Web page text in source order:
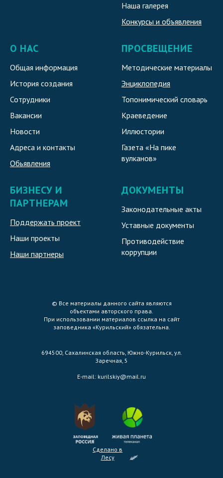
Наша галерея
Конкурсы и объявления
О НАС
Общая информация
История создания
Сотрудники
Вакансии
Новости
Адреса и контакты
Обьявления
ПРОСВЕЩЕНИЕ
Методические материалы
Энциклопедия
Топонимический словарь
Краеведение
Иллюстории
Газета «На пике
вулканов»
БИЗНЕСУ И
ПАРТНЕРАМ
Поддержать проект
Наши проекты
Наши партнеры
ДОКУМЕНТЫ
Законодательные акты
Уставные документы
Противодействие
коррупции
Сделано в
Лесу
© Все материалы данного сайта являются
объектами авторского права.
При использовании материалов ссылка на сайт
заповедника «Курильский» обязательна.
694500, Сахалинская область, Южно-Курильск, ул.
Заречная, 5
E-mail: kurilskiy@mail.ru